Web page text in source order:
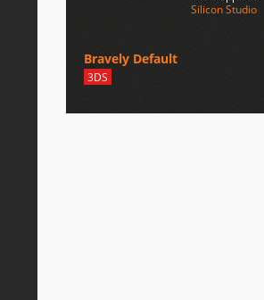
Silicon Studio
Bravely Default
3DS